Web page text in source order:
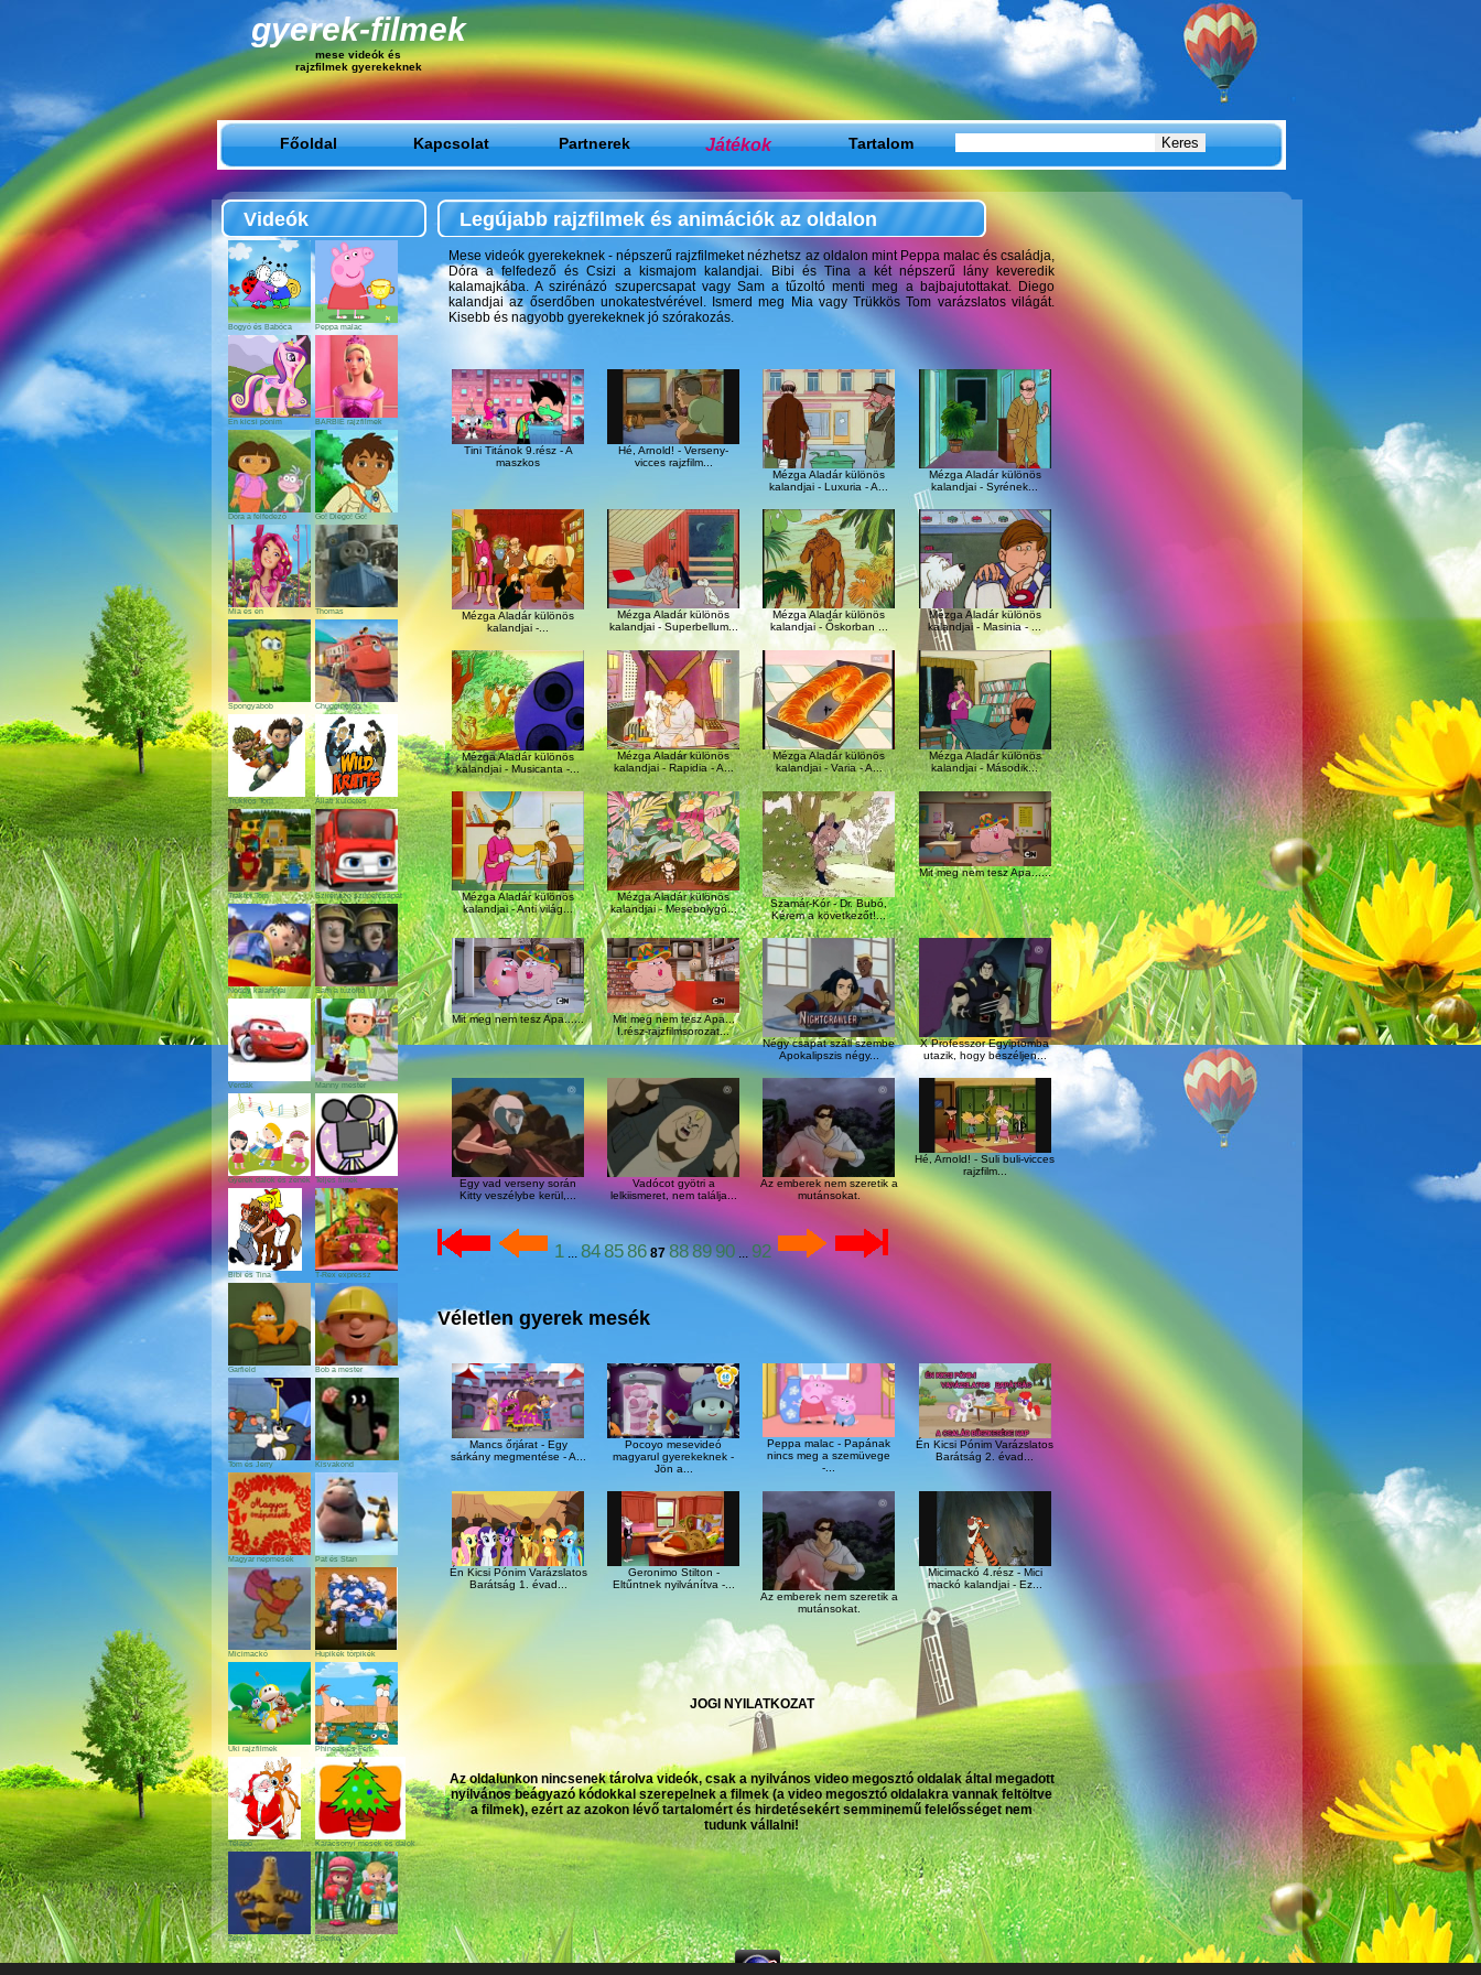
gyerek-filmek
mese videók és
rajzfilmek gyerekeknek
Főoldal Kapcsolat Partnerek Játékok Tartalom
Videók
Bogyó és Babóca Peppa malac
Én kicsi pónim BARBIE rajzfilmek
Dóra a felfedező Go! Diego! Go!
Mia és én Thomas
Spongyabob Chuggington
Trükkös Tom Állati küldetés
Traktor Tom Szirénázó szupercsapat
Noddy kalandjai Sam a tűzoltó
Verdák Manny mester
Gyerek dalok és zenék Teljes fimek
Bibi és Tina T-Rex expressz
Garfield Bob a mester
Tom és Jerry Kisvakond
Magyar népmesék Pat és Stan
Micimackó Hupikék törpikék
Uki rajzfilmek Phineas és Ferb
Télapó Karácsonyi mesék és dalok
Zénó Eperke
Legújabb rajzfilmek és animációk az oldalon
Mese videók gyerekeknek - népszerű rajzfilmeket nézhetsz az oldalon mint Peppa malac és családja,
Dóra a felfedező és Csizi a kismajom kalandjai. Bibi és Tina a két népszerű lány keveredik
kalamajkába. A szirénázó szupercsapat vagy Sam a tűzoltó menti meg a bajbajutottakat. Diego
kalandjai az őserdőben unokatestvérével. Ismerd meg Mia vagy Trükkös Tom varázslatos világát.
Kisebb és nagyobb gyerekeknek jó szórakozás.
Tini Titánok 9.rész - A
maszkos
Hé, Arnold! - Verseny-
vicces rajzfilm...
Mézga Aladár különös
kalandjai - Luxuria - A...
Mézga Aladár különös
kalandjai - Syrének...
Mézga Aladár különös
kalandjai -...
Mézga Aladár különös
kalandjai - Superbellum...
Mézga Aladár különös
kalandjai - Őskorban ...
Mézga Aladár különös
kalandjai - Masinia - ...
Mézga Aladár különös
kalandjai - Musicanta -...
Mézga Aladár különös
kalandjai - Rapidia - A...
Mézga Aladár különös
kalandjai - Varia - A...
Mézga Aladár különös
kalandjai - Második...
Mézga Aladár különös
kalandjai - Anti világ...
Mézga Aladár különös
kalandjai - Mesebolygó...
Szamár-Kór - Dr. Bubó,
Kérem a következőt!...
Mit meg nem tesz Apa......
Mit meg nem tesz Apa......
Mit meg nem tesz Apa...
I.rész-rajzfilmsorozat...
Négy csapat száll szembe
Apokalipszis négy...
X Professzor Egyiptomba
utazik, hogy beszéljen...
Egy vad verseny során
Kitty veszélybe kerül,...
Vadócot gyötri a
lelkiismeret, nem találja...
Az emberek nem szeretik a
mutánsokat.
Hé, Arnold! - Suli buli-vicces
rajzfilm...
1 ... 848586 87 888990 ... 92
Véletlen gyerek mesék
Mancs őrjárat - Egy
sárkány megmentése - A...
Pocoyo mesevideó
magyarul gyerekeknek -
Jön a...
Peppa malac - Papának
nincs meg a szemüvege
-...
Én Kicsi Pónim Varázslatos
Barátság 2. évad...
Én Kicsi Pónim Varázslatos
Barátság 1. évad...
Geronimo Stilton -
Eltűntnek nyilvánítva -...
Az emberek nem szeretik a
mutánsokat.
Micimackó 4.rész - Mici
mackó kalandjai - Ez...
JOGI NYILATKOZAT
Az oldalunkon nincsenek tárolva videók, csak a nyilvános video megosztó oldalak által megadott
nyilvános beágyazó kódokkal szerepelnek a filmek (a video megosztó oldalakra vannak feltöltve
a filmek), ezért az azokon lévő tartalomért és hirdetésekért semminemű felelősséget nem
tudunk vállalni!